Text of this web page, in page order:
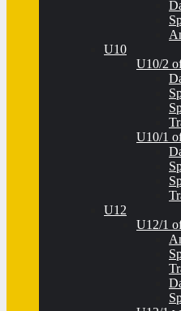
U10
U10/2
U10/1
U12
U12/1